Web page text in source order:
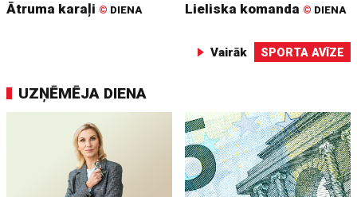
Ātruma karaļi © DIENA Lieliska komanda © DIENA
Vairāk SPORTA AVĪZE
UZŅĒMĒJA DIENA